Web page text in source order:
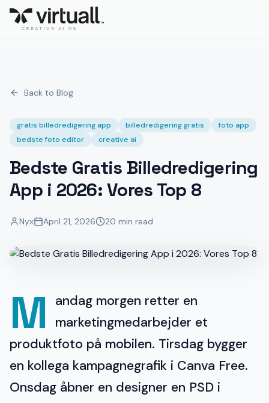
CREATIVE AI OS
Back to Blog
gratis billedredigering app billedredigering gratis
foto app
bedste foto editor
creative ai
Bedste Gratis Billedredigering
App i 2026: Vores Top 8
Nyx April 21, 2026 20 min read
M
andag morgen retter en
marketingmedarbejder et
produktfoto på mobilen. Tirsdag bygger
en kollega kampagnegrafik i Canva Free.
Onsdag åbner en designer en PSD i